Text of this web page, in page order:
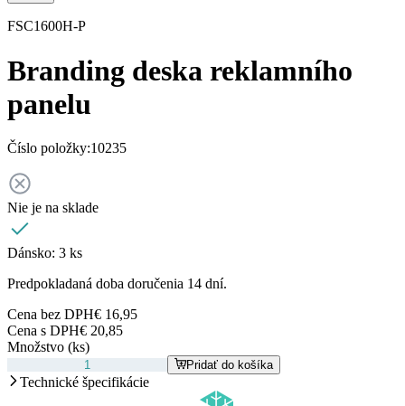
FSC1600H-P
Branding deska reklamního
panelu
Číslo položky:10235
Nie je na sklade
Dánsko: 3 ks
Predpokladaná doba doručenia 14 dní.
Cena bez DPH€ 16,95
Cena s DPH€ 20,85
Množstvo (ks)
Pridať do košíka
Technické špecifikácie